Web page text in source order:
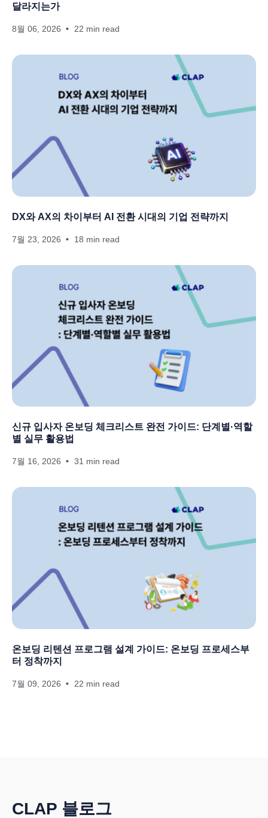
달라지는가
8월 06, 2026 22 min read
DX와 AX의 차이부터 AI 전환 시대의 기업 전략까지
7월 23, 2026 18 min read
신규 입사자 온보딩 체크리스트 완전 가이드: 단계별·역할
별 실무 활용법
7월 16, 2026 31 min read
온보딩 리텐션 프로그램 설계 가이드: 온보딩 프로세스부
터 정착까지
7월 09, 2026 22 min read
CLAP 블로그